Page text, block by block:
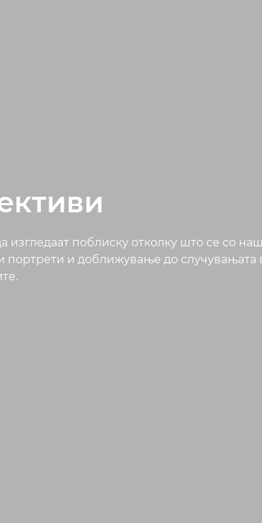
поблиску отколку што се со
портрети и доближување до случувањата